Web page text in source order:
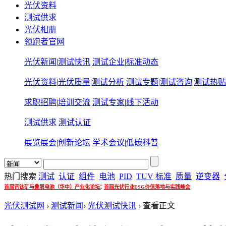
光伏资料
测试供求
光伏相册
领跑者官网
光伏新闻 |测试快讯 测试企业|标准动态
光伏资料|光伏质量|测试分析 测试专题|测试咨询|测试热贴
求职招聘|培训交流 测试专家|线下活动
测试供求 测试认证
展览展会|创新论坛 学术会议|低碳科普
热门搜索 测试 认证 组件 电池 PID TUV 标准 质量 逆变器
首届钙钛矿与叠层电池（华中）产业化论坛; 首届光伏行业ESG价值落地与实践峰会
光伏测试网 › 测试新闻 › 光伏测试快讯 › 查看正文